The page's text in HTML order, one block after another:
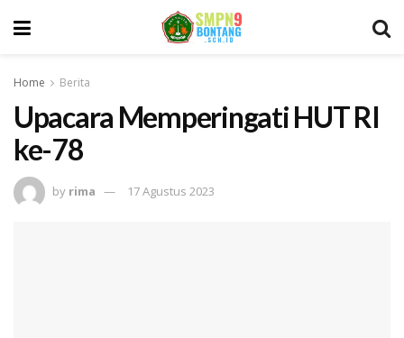
Home Berita
Upacara Memperingati HUT RI
ke-78
by rima 17 Agustus 2023